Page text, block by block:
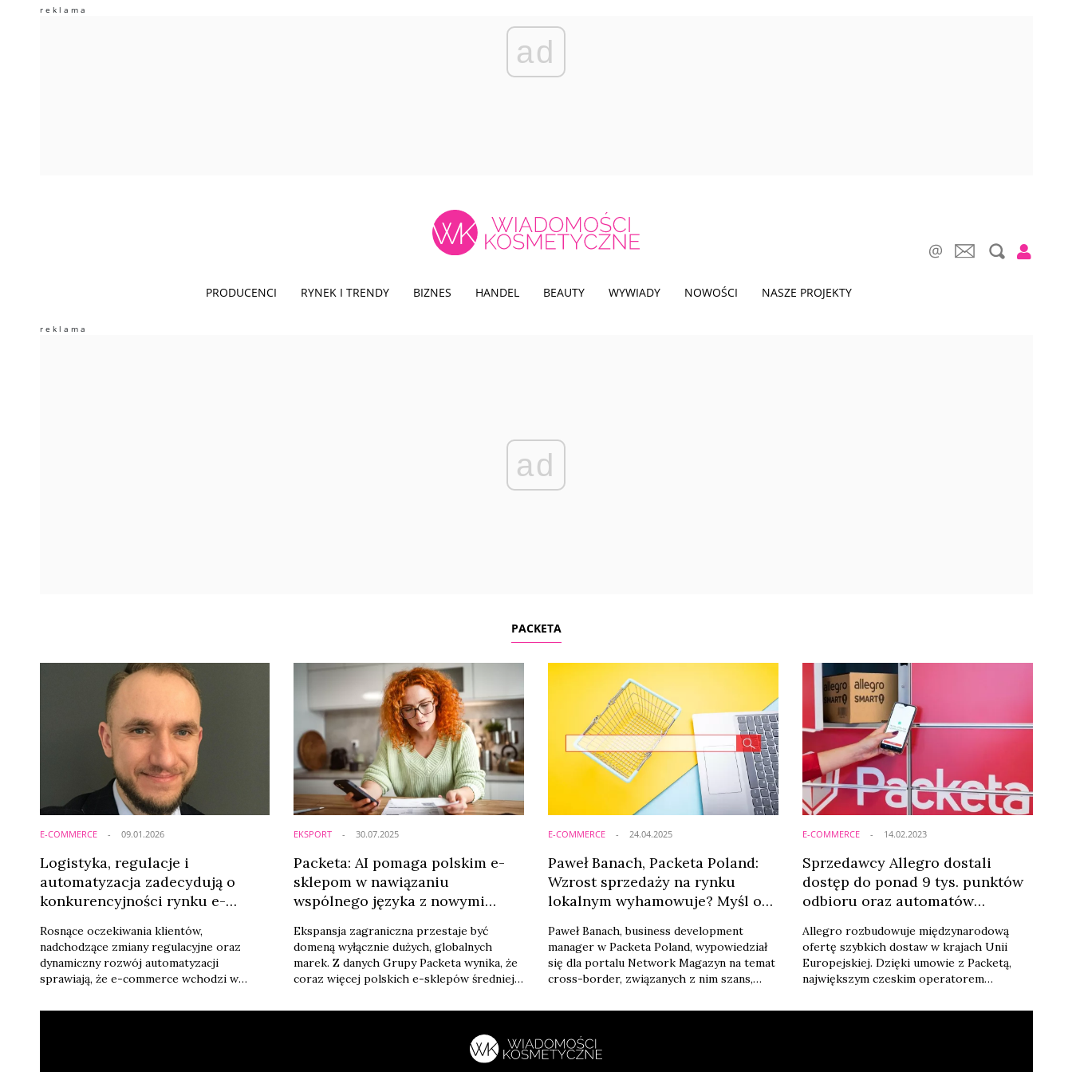
ad
PRODUCENCI RYNEK I TRENDY BIZNES HANDEL BEAUTY WYWIADY NOWOŚCI NASZE PROJEKTY
ad
PACKETA
E-COMMERCE
Logistyka, regulacje i
automatyzacja zadecydują o
konkurencyjności rynku e-
Rosnące oczekiwania klientów,
nadchodzące zmiany regulacyjne oraz
dynamiczny rozwój automatyzacji
sprawiają, że e-commerce wchodzi w
przewadze konkurencyjnej decydować
09.01.2026 EKSPORT
Packeta: AI pomaga polskim e-
sklepom w nawiązaniu
wspólnego języka z nowymi
Ekspansja zagraniczna przestaje być
domeną wyłącznie dużych, globalnych
marek. Z danych Grupy Packeta wynika, że
coraz więcej polskich e-sklepów średniej i
działalność poza krajem. Aż 80 proc. firm,
jednym kraju poza Polską, decyduje się w
ciągu roku na wejście na kolejne rynki.
30.07.2025 E-COMMERCE
Paweł Banach, Packeta Poland:
Wzrost sprzedaży na rynku
lokalnym wyhamowuje? Myśl o
Paweł Banach, business development
manager w Packeta Poland, wypowiedział
się dla portalu Network Magazyn na temat
cross-border, związanych z nim szans,
eksperta jest najlepszy moment na
Polski?
24.04.2025 E-COMMERCE
Sprzedawcy Allegro dostali
dostęp do ponad 9 tys. punktów
odbioru oraz automatów
Allegro rozbudowuje międzynarodową
ofertę szybkich dostaw w krajach Unii
Europejskiej. Dzięki umowie z Packetą,
największym czeskim operatorem
swoją ofertę o ponad 9 tys. punktów
14.02.2023